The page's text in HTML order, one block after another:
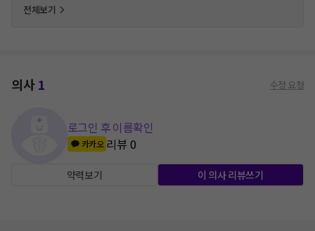
전체보기
의사1 수정 요청
로그인 후 이름확인
카카오 리뷰0
약력보기 이 의사 리뷰쓰기